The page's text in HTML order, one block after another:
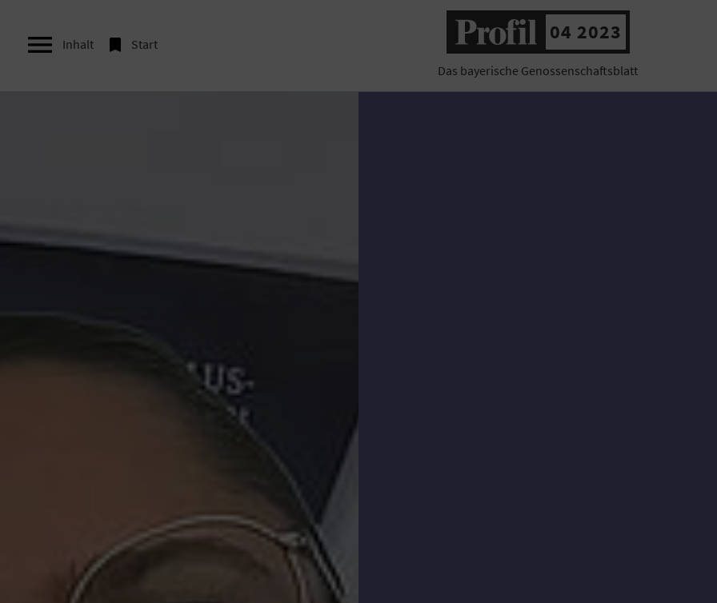
 Inhalt  Start
04 2023
Das bayerische Genossenschaftsblatt